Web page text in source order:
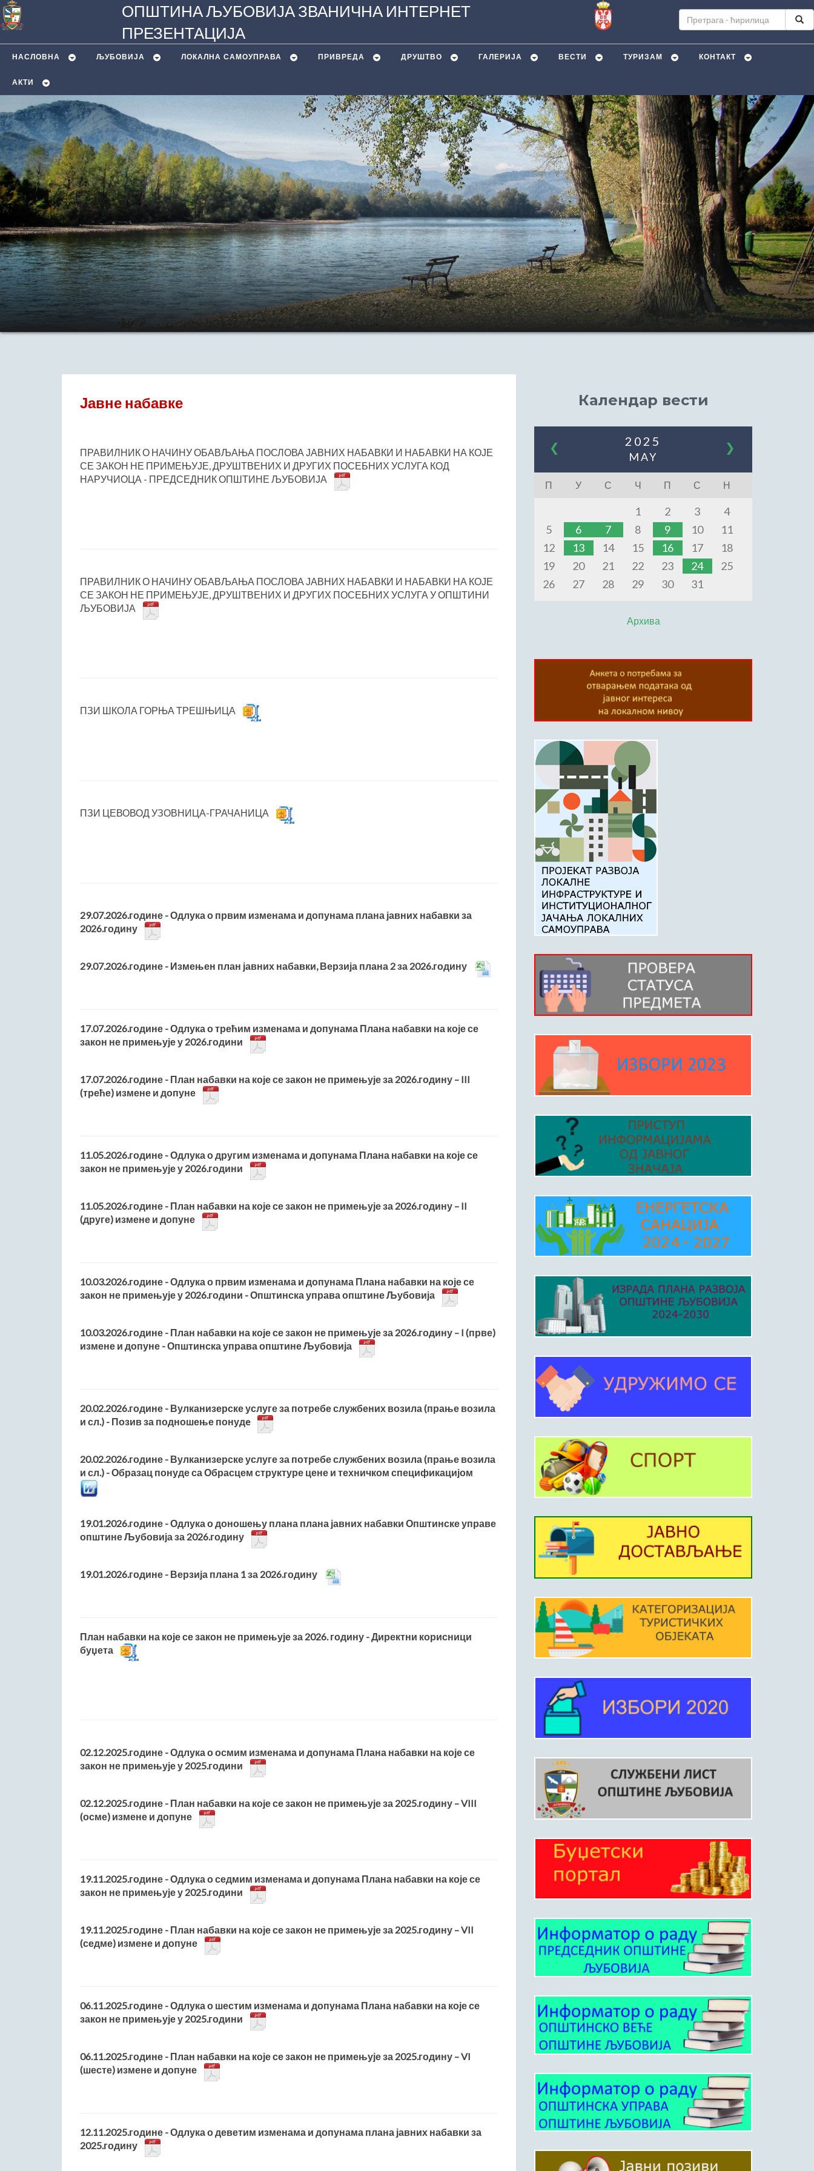
ОПШТИНА ЉУБОВИЈА ЗВАНИЧНА ИНТЕРНЕТ
ПРЕЗЕНТАЦИЈА
НАСЛОВНА ЉУБОВИЈA ЛОКАЛНА САМОУПРАВА ПРИВРЕДА ДРУШТВО ГАЛЕРИЈА ВЕСТИ ТУРИЗАМ КОНТАКТ
АКТИ
Јавне набавке
ПРАВИЛНИК О НАЧИНУ ОБАВЉАЊА ПОСЛОВА ЈАВНИХ НАБАВКИ И НАБАВКИ НА КОЈЕ
СЕ ЗАКОН НЕ ПРИМЕЊУЈЕ, ДРУШТВЕНИХ И ДРУГИХ ПОСЕБНИХ УСЛУГА КОД
НАРУЧИОЦА - ПРЕДСЕДНИК ОПШТИНЕ ЉУБОВИЈА
ПРАВИЛНИК О НАЧИНУ ОБАВЉАЊА ПОСЛОВА ЈАВНИХ НАБАВКИ И НАБАВКИ НА КОЈЕ
СЕ ЗАКОН НЕ ПРИМЕЊУЈЕ, ДРУШТВЕНИХ И ДРУГИХ ПОСЕБНИХ УСЛУГА У ОПШТИНИ
ЉУБОВИЈА
ПЗИ ШКОЛА ГОРЊА ТРЕШЊИЦА
ПЗИ ЦЕВОВОД УЗОВНИЦА-ГРАЧАНИЦА
29.07.2026.године - Одлука о првим изменама и допунама плана јавних набавки за
2026.годину
29.07.2026.године - Измењен план јавних набавки, Верзија плана 2 за 2026.годину
17.07.2026.године - Одлука о трећим изменама и допунама Плана набавки на које се
закон не примењује у 2026.години
17.07.2026.године - План набавки на које се закон не примењује за 2026.годину – III
(треће) измене и допуне
11.05.2026.године - Одлука о другим изменама и допунама Плана набавки на које се
закон не примењује у 2026.години
11.05.2026.године - План набавки на које се закон не примењује за 2026.годину – II
(друге) измене и допуне
10.03.2026.године - Одлука о првим изменама и допунама Плана набавки на које се
закон не примењује у 2026.години - Општинска управа општине Љубовија
10.03.2026.године - План набавки на које се закон не примењује за 2026.годину – I (прве)
измене и допуне - Општинска управа општине Љубовија
20.02.2026.године - Вулканизерске услуге за потребе службених возила (прање возила
и сл.) - Позив за подношење понудe
20.02.2026.године - Вулканизерске услуге за потребе службених возила (прање возила
и сл.) - Образац понуде са Обрасцем структуре цене и техничком спецификацијом
19.01.2026.године - Одлука о доношењу плана плана јавних набавки Општинске управе
општине Љубовија за 2026.годину
19.01.2026.године - Верзија плана 1 за 2026.годину
План набавки на које се закон не примењује за 2026. годину - Директни корисници
буџета
02.12.2025.године - Одлука о осмим изменама и допунама Плана набавки на које се
закон не примењује у 2025.години
02.12.2025.године - План набавки на које се закон не примењује за 2025.годину – VIII
(осме) измене и допуне
19.11.2025.године - Одлука о седмим изменама и допунама Плана набавки на које се
закон не примењује у 2025.години
19.11.2025.године - План набавки на које се закон не примењује за 2025.годину – VII
(седме) измене и допуне
06.11.2025.године - Одлука о шестим изменама и допунама Плана набавки на које се
закон не примењује у 2025.години
06.11.2025.године - План набавки на које се закон не примењује за 2025.годину – VI
(шесте) измене и допуне
12.11.2025.године - Одлука о деветим изменама и допунама плана јавних набавки за
2025.годину
Календар вести
❮ ❯
2025
MAY
П У С Ч П С Н
1 2 3
4
5
6 7 8 9 10
11
12
13 14 15 16 17
18
19
20 21 22 23 24
25
26
27 28 29 30 31
Архива